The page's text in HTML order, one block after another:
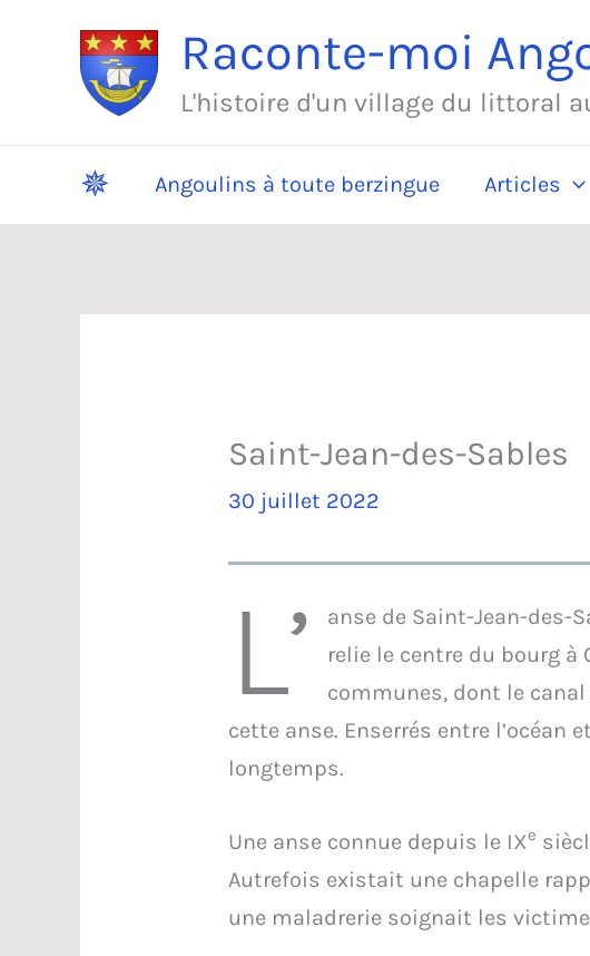
Raconte-moi
L'histoire d'un village du littoral
✵ Angoulins à toute berzingue Articles
Saint-Jean-des-Sables
30 juillet 2022
L’
anse de Saint-Jean-des-
relie le centre du bourg
communes, dont le
cette anse. Enserrés entre
longtemps.
Une anse connue depuis le IXe
Autrefois existait une chapelle
une maladrerie soignait les